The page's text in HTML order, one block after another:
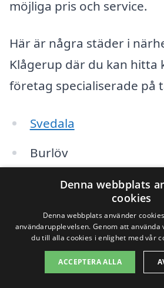
möjliga pris och service.
Här är några städer i
Klågerup där du kan hitta
företag specialiserade på
Svedala
Burlöv
Skurup
Malmö
Lund
Staffanstorp
Denna webbplats
cookies
Denna webbplats använder
användarupplevelsen. Genom att
du till alla cookies i enlighet med vår
ACCEPTERA ALLA